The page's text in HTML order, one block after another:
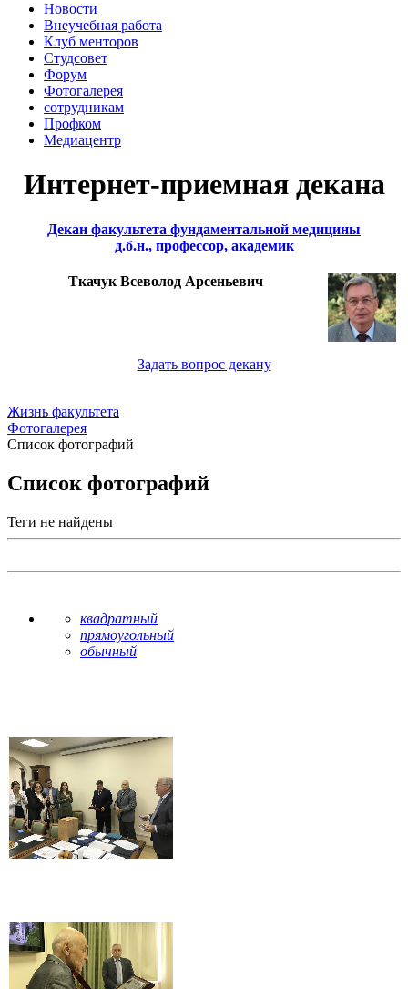
Новости
Внеучебная работа
Клуб менторов
Студсовет
Форум
Фотогалерея
сотрудникам
Профком
Медиацентр
Интернет-приемная декана
Декан факультета фундаментальной медицины
д.б.н., профессор, академик
Ткачук Всеволод Арсеньевич
Задать вопрос декану
Жизнь факультета
Фотогалерея
Список фотографий
Список фотографий
Теги не найдены
квадратный
прямоугольный
обычный